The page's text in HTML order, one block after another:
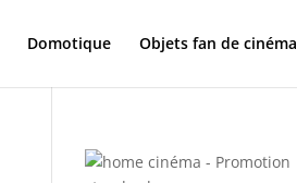
Domotique Objets fan de cinéma